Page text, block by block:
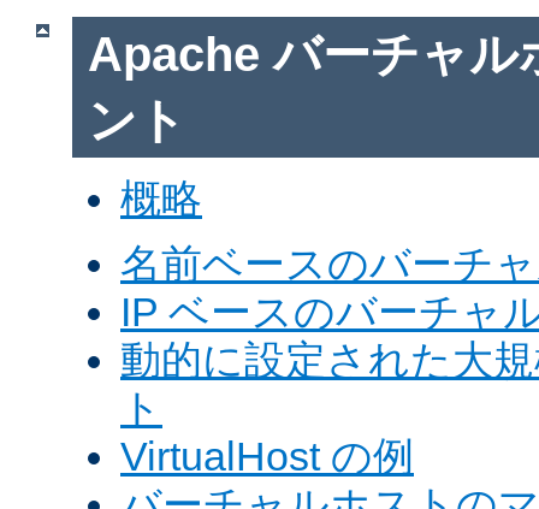
Apache バーチャル
ント
概略
名前ベースのバーチ
IP ベースのバーチャ
動的に設定された大
ト
VirtualHost の例